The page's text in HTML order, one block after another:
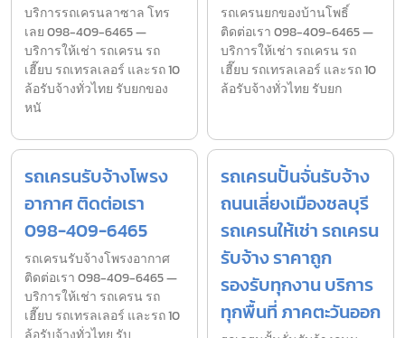
บริการรถเครนลาซาล โทร
เลย 098-409-6465 —
บริการให้เช่า รถเครน รถ
เฮี๊ยบ รถเทรลเลอร์ และรถ 10
ล้อรับจ้างทั่วไทย รับยกของ
หนั
รถเครนยกของบ้านโพธิ์
ติดต่อเรา 098-409-6465 —
บริการให้เช่า รถเครน รถ
เฮี๊ยบ รถเทรลเลอร์ และรถ 10
ล้อรับจ้างทั่วไทย รับยก
รถเครนรับจ้างโพรง
อากาศ ติดต่อเรา
098-409-6465
รถเครนรับจ้างโพรงอากาศ
ติดต่อเรา 098-409-6465 —
บริการให้เช่า รถเครน รถ
เฮี๊ยบ รถเทรลเลอร์ และรถ 10
รถเครนปั้นจั่นรับจ้าง
ถนนเลี่ยงเมืองชลบุรี
รถเครนให้เช่า รถเครน
รับจ้าง ราคาถูก
รองรับทุกงาน บริการ
ทุกพื้นที่ ภาคตะวันออก